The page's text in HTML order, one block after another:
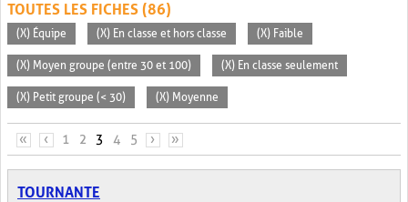
TOUTES LES FICHES (86)
(X) Équipe (X) En classe et hors classe (X) Faible
(X) Moyen groupe (entre 30 et 100) (X) En classe seulement
(X) Petit groupe (< 30) (X) Moyenne
PAGES
« ‹ 1 2 3 4 5 › »
TOURNANTE